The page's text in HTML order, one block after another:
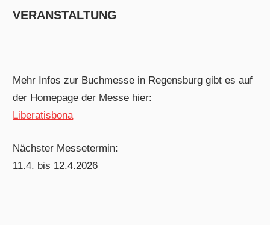
VERANSTALTUNG
Mehr Infos zur Buchmesse in Regensburg gibt es auf
der Homepage der Messe hier:
Liberatisbona
Nächster Messetermin:
11.4. bis 12.4.2026